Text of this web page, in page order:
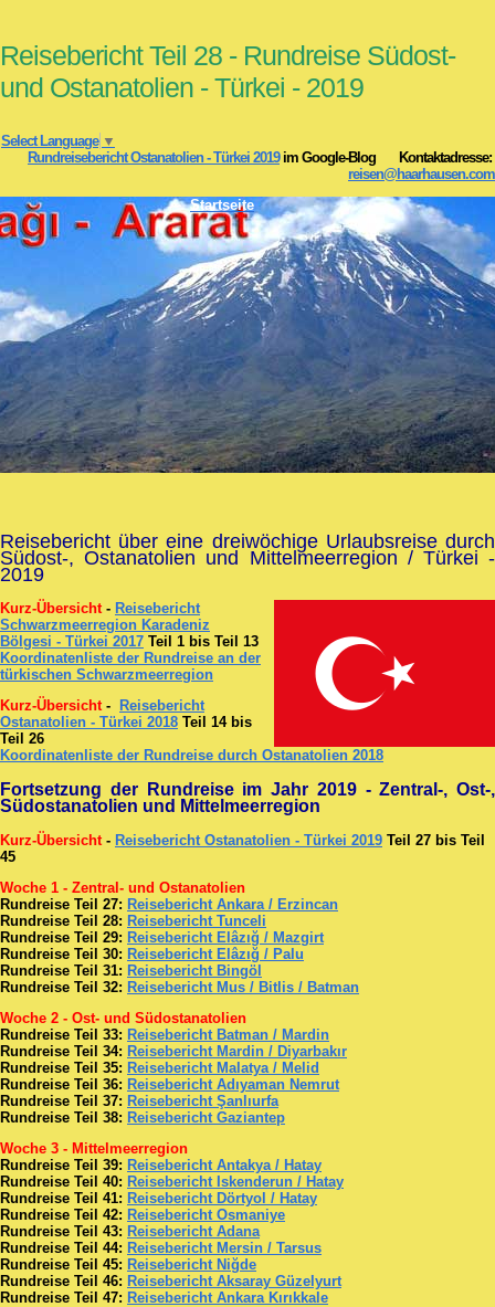
Reisebericht Teil 28 - Rundreise Südost-
und Ostanatolien - Türkei - 2019
Select Language ▼
Rundreisebericht Ostanatolien - Türkei 2019im Google-Blog Kontaktadresse:
reisen@haarhausen.com
Startseite
Reisebericht über eine dreiwöchige Urlaubsreise durch
Südost-, Ostanatolien und Mittelmeerregion / Türkei -
2019
Kurz-Übersicht - Reisebericht
Schwarzmeerregion Karadeniz
Bölgesi - Türkei 2017 Teil 1 bis Teil 13
Koordinatenliste der Rundreise an der
türkischen Schwarzmeerregion
Kurz-Übersicht-
Reisebericht
Ostanatolien - Türkei 2018 Teil 14 bis
Teil 26
Koordinatenliste der Rundreise durch Ostanatolien 2018
Fortsetzung der Rundreise im Jahr 2019 - Zentral-, Ost-,
Südostanatolien und Mittelmeerregion
Kurz-Übersicht - Reisebericht Ostanatolien - Türkei 2019 Teil 27 bis Teil
45
Woche 1 - Zentral- und Ostanatolien
Rundreise Teil 27: Reisebericht Ankara / Erzincan
Rundreise Teil 28: Reisebericht Tunceli
Rundreise Teil 29: Reisebericht Elâzığ / Mazgirt
Rundreise Teil 30: Reisebericht Elâzığ / Palu
Rundreise Teil 31: Reisebericht Bingöl
Rundreise Teil 32: Reisebericht Mus / Bitlis / Batman
Woche 2 - Ost- und Südostanatolien
Rundreise Teil 33: Reisebericht Batman / Mardin
Rundreise Teil 34: Reisebericht Mardin / Diyarbakır
Rundreise Teil 35: Reisebericht Malatya / Melid
Rundreise Teil 36: Reisebericht Adıyaman Nemrut
Rundreise Teil 37: Reisebericht Şanlıurfa
Rundreise Teil 38: Reisebericht Gaziantep
Woche 3 - Mittelmeerregion
Rundreise Teil 39: Reisebericht Antakya / Hatay
Rundreise Teil 40: Reisebericht Iskenderun / Hatay
Rundreise Teil 41: Reisebericht Dörtyol / Hatay
Rundreise Teil 42: Reisebericht Osmaniye
Rundreise Teil 43: Reisebericht Adana
Rundreise Teil 44: Reisebericht Mersin / Tarsus
Rundreise Teil 45: Reisebericht Niğde
Rundreise Teil 46: Reisebericht Aksaray Güzelyurt
Rundreise Teil 47: Reisebericht Ankara Kırıkkale